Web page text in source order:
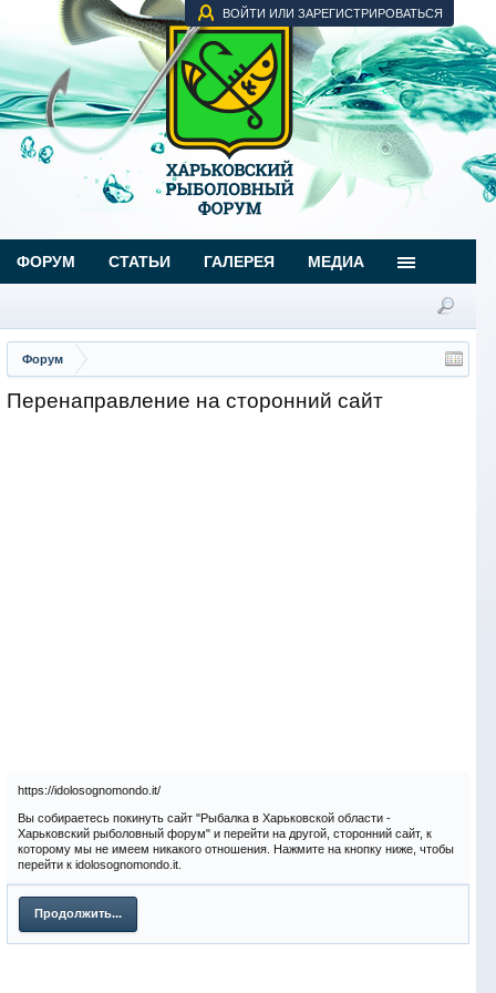
ВОЙТИ ИЛИ ЗАРЕГИСТРИРОВАТЬСЯ
Форум
Перенаправление на сторонний сайт
https://idolosognomondo.it/
Вы собираетесь покинуть сайт "Рыбалка в Харьковской области -
Харьковский рыболовный форум" и перейти на другой, сторонний сайт, к
которому мы не имеем никакого отношения. Нажмите на кнопку ниже, чтобы
перейти к idolosognomondo.it.
Продолжить...
ФОРУМ СТАТЬИ ГАЛЕРЕЯ МЕДИА